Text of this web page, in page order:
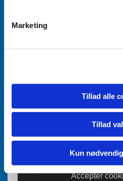
Marketing
Tillad alle
Tillad
Kun
6200 Aabenraa
Accepter venligst
dette indhold.
Accepter